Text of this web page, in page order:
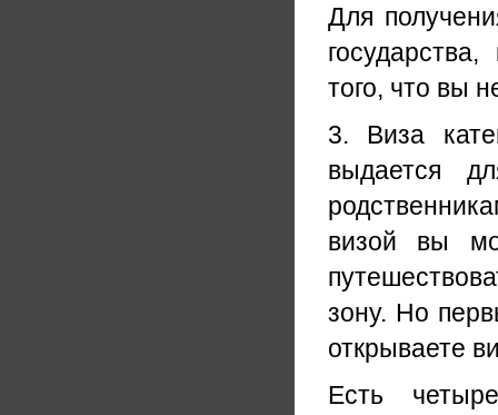
Для
того, что вы
3. Виза
выдается
визой вы
зону. Но
открываете
Есть